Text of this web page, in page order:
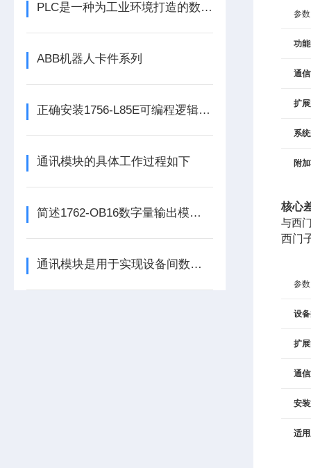
PLC是一种为工业环境打造的数字运算电子装置
ABB机器人卡件系列
正确安装1756-L85E可编程逻辑控制器能为企业节省大量的时间
通讯模块的具体工作过程如下
简述1762-OB16数字量输出模块的科学定期维护机制
通讯模块是用于实现设备间数据传输与通信的集成化硬件组件
参数
功
通
扩
系
附
核心
与西
西门
参数
设
扩
通
安
适